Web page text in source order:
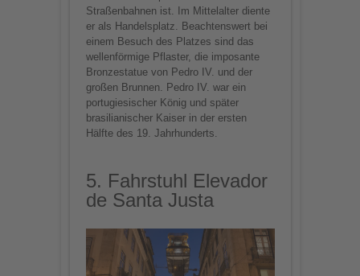
Straßenbahnen ist. Im Mittelalter diente
er als Handelsplatz. Beachtenswert bei
einem Besuch des Platzes sind das
wellenförmige Pflaster, die imposante
Bronzestatue von Pedro IV. und der
großen Brunnen. Pedro IV. war ein
portugiesischer König und später
brasilianischer Kaiser in der ersten
Hälfte des 19. Jahrhunderts.
5. Fahrstuhl Elevador
de Santa Justa